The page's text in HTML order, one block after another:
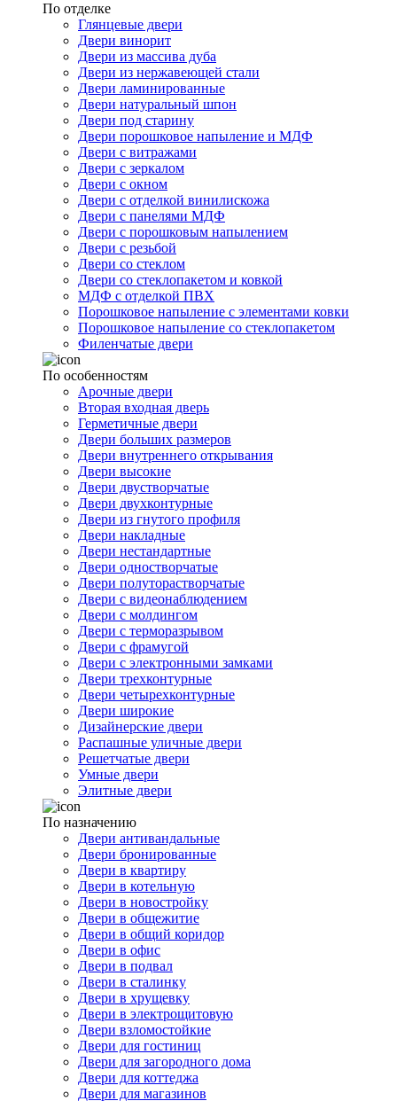
По отделке
Глянцевые двери
Двери винорит
Двери из массива дуба
Двери из нержавеющей стали
Двери ламинированные
Двери натуральный шпон
Двери под старину
Двери порошковое напыление и МДФ
Двери с витражами
Двери с зеркалом
Двери с окном
Двери с отделкой винилискожа
Двери с панелями МДФ
Двери с порошковым напылением
Двери с резьбой
Двери со стеклом
Двери со стеклопакетом и ковкой
МДФ с отделкой ПВХ
Порошковое напыление с элементами ковки
Порошковое напыление со стеклопакетом
Филенчатые двери
По особенностям
Арочные двери
Вторая входная дверь
Герметичные двери
Двери больших размеров
Двери внутреннего открывания
Двери высокие
Двери двустворчатые
Двери двухконтурные
Двери из гнутого профиля
Двери накладные
Двери нестандартные
Двери одностворчатые
Двери полуторастворчатые
Двери с видеонаблюдением
Двери с молдингом
Двери с терморазрывом
Двери с фрамугой
Двери с электронными замками
Двери трехконтурные
Двери четырехконтурные
Двери широкие
Дизайнерские двери
Распашные уличные двери
Решетчатые двери
Умные двери
Элитные двери
По назначению
Двери антивандальные
Двери бронированные
Двери в квартиру
Двери в котельную
Двери в новостройку
Двери в общежитие
Двери в общий коридор
Двери в офис
Двери в подвал
Двери в сталинку
Двери в хрущевку
Двери в электрощитовую
Двери взломостойкие
Двери для гостиниц
Двери для загородного дома
Двери для коттеджа
Двери для магазинов